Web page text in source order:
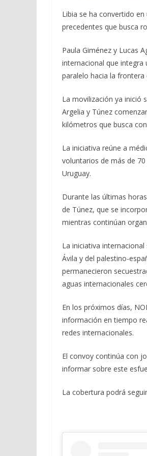
e
b
o
o
el
e
a
m
Libia se ha convertido
precedentes que busca
Paula Giménez y Lucas
internacional que integra
paralelo hacia la
La movilización ya inició
Argelia y Túnez
kilómetros que busca
La iniciativa reúne a
voluntarios de más de
Uruguay.
Durante las últimas
de Túnez, que se
mientras continúan
La iniciativa
Ávila y del palestino-
permanecieron
aguas internacionales
En los próximos días,
información en tiempo
redes internacionales.
El convoy continúa con
informar sobre este
La cobertura podrá